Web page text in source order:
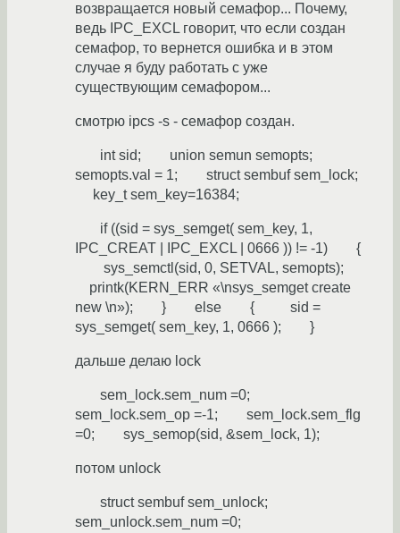
возвращается новый семафор... Почему,
ведь IPC_EXCL говорит, что если создан
семафор, то вернется ошибка и в этом
случае я буду работать с уже
существующим семафором...
смотрю ipcs -s - семафор создан.
int sid; union semun semopts;
semopts.val = 1; struct sembuf sem_lock;
key_t sem_key=16384;
if ((sid = sys_semget( sem_key, 1,
IPC_CREAT | IPC_EXCL | 0666 )) != -1) {
sys_semctl(sid, 0, SETVAL, semopts);
printk(KERN_ERR «\nsys_semget create
new \n»); } else { sid =
sys_semget( sem_key, 1, 0666 ); }
дальше делаю lock
sem_lock.sem_num =0;
sem_lock.sem_op =-1; sem_lock.sem_flg
=0; sys_semop(sid, &sem_lock, 1);
потом unlock
struct sembuf sem_unlock;
sem_unlock.sem_num =0;